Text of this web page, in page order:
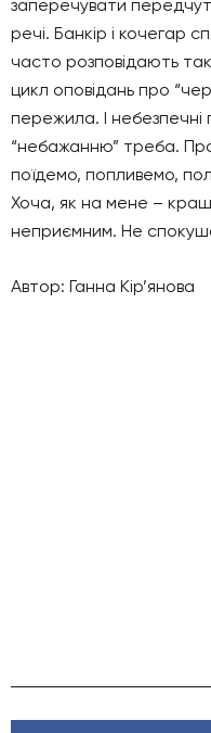
заперечувати
речі. Банкір і кочегар
часто розповідають такі
цикл оповідань про
пережила. І
“небажанню” треба.
поїдемо, попливемо,
Хоча, як на мене –
неприємним. Не
Автор: Ганна Кір’янова